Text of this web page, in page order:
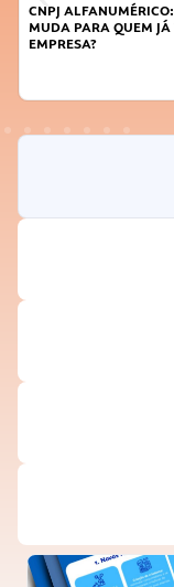
DICAS PARA OBTER